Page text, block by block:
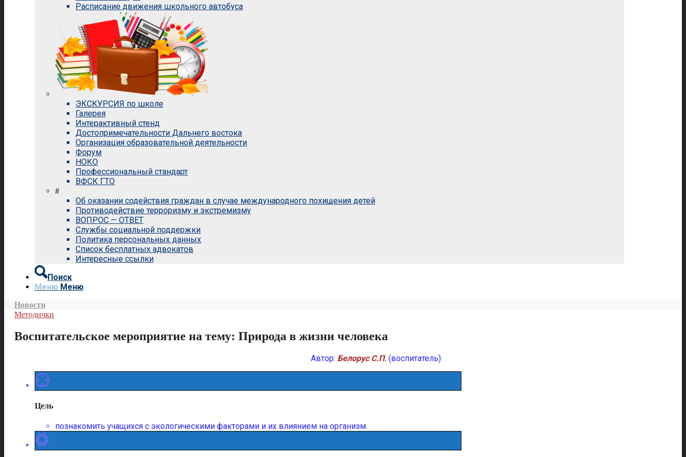
Расписание движения школьного автобуса
ЭКСКУРСИЯ по школе
Галерея
Интерактивный стенд
Достопримечательности Дальнего востока
Организация образовательной деятельности
Форум
НОКО
Профессиональный стандарт
ВФСК ГТО
#
Об оказании содействия граждан в случае международного похищения детей
Противодействие терроризму и экстремизму
ВОПРОС — ОТВЕТ
Службы социальной поддержки
Политика персональных данных
Список бесплатных адвокатов
Интересные ссылки
Поиск
Меню Меню
Новости
Методички
Воспитательское мероприятие на тему: Природа в жизни человека
Автор: Белорус С.П.(воспитатель)
Цель
познакомить учащихся с экологическими факторами и их влиянием на организм.